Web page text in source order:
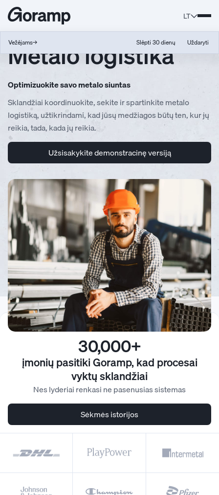
LT
Vežėjams→ Slėpti 30 dienų Uždaryti
Metalo logistika
Optimizuokite savo metalo siuntas
Sklandžiai koordinuokite, sekite ir spartinkite metalo
logistiką, užtikrindami, kad jūsų medžiagos būtų ten, kur jų
reikia, tada, kada jų reikia.
Užsisakykite demonstracinę versiją
30,000+
įmonių pasitiki Goramp, kad procesai
vyktų sklandžiai
Nes lyderiai renkasi ne pasenusias sistemas
Sėkmės istorijos